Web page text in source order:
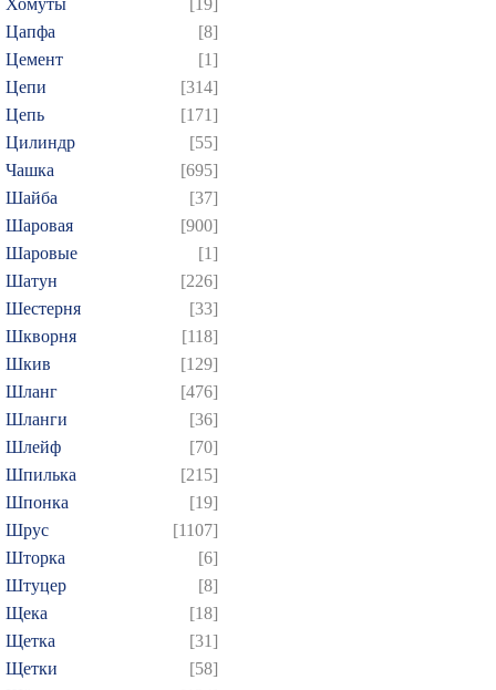
Хомуты
[19]
Цапфа
[8]
Цемент
[1]
Цепи
[314]
Цепь
[171]
Цилиндр
[55]
Чашка
[695]
Шайба
[37]
Шаровая
[900]
Шаровые
[1]
Шатун
[226]
Шестерня
[33]
Шкворня
[118]
Шкив
[129]
Шланг
[476]
Шланги
[36]
Шлейф
[70]
Шпилька
[215]
Шпонка
[19]
Шрус
[1107]
Шторка
[6]
Штуцер
[8]
Щека
[18]
Щетка
[31]
Щетки
[58]